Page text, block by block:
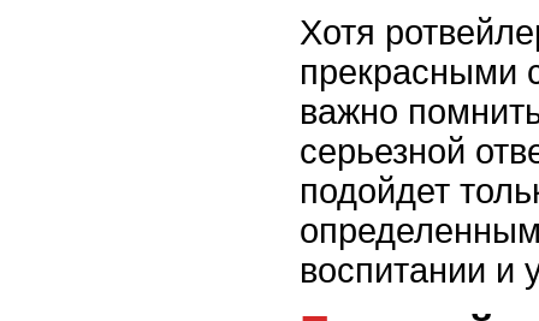
Хотя
прекрасными
важно
серьезной
подойдет
воспитании и